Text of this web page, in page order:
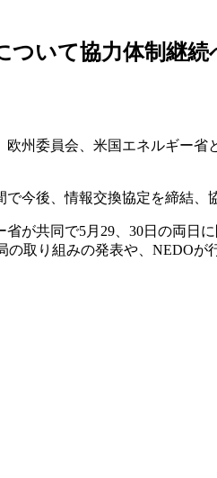
ついて協力体制継続
州委員会、米国エネルギー
今後、情報交換協定を締結、
が共同で5月29、30日の両
取り組みの発表や、NEDO